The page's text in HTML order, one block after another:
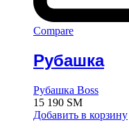
Compare
Рубашка
Рубашка Boss
15 190 ЅМ
Добавить в корзину